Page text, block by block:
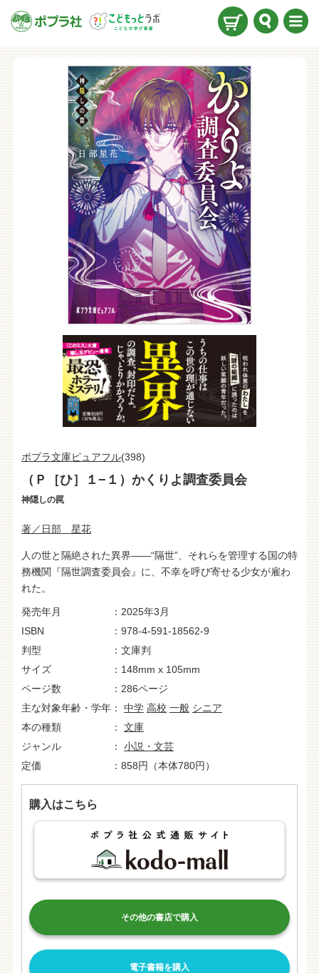
ュー
ポプラ文庫ピュアフル(398)
（Ｐ［ひ］１−１）かくりよ調査委員会
神隠しの罠
著／日部 星花
人の世と隔絶された異界――“隔世”、それらを管理する国の特
務機関『隔世調査委員会』に、不幸を呼び寄せる少女が雇わ
れた。
発売年月
2025年3月
ISBN
978-4-591-18562-9
判型
文庫判
サイズ
148mm x 105mm
ページ数
286ページ
主な対象年齢・学年
中学 高校 一般 シニア
本の種類
文庫
ジャンル
小説・文芸
定価
858円（本体780円）
購入はこちら
その他の書店で購入
電子書籍を購入